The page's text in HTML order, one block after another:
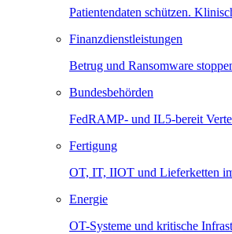
Patientendaten schützen.
Finanzdienstleistungen
Betrug und Ransomware
Bundesbehörden
FedRAMP- und IL5-bereit
Fertigung
OT, IT, IIOT und Lieferketten
Energie
OT-Systeme und kritische